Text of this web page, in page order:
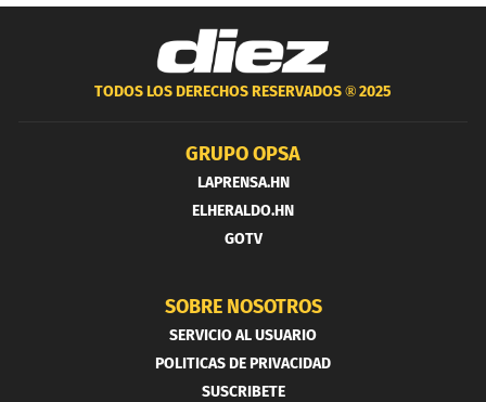
TODOS LOS DERECHOS RESERVADOS ®2025
GRUPO OPSA
LAPRENSA.HN
ELHERALDO.HN
GOTV
SOBRE NOSOTROS
SERVICIO AL USUARIO
POLITICAS DE PRIVACIDAD
SUSCRIBETE